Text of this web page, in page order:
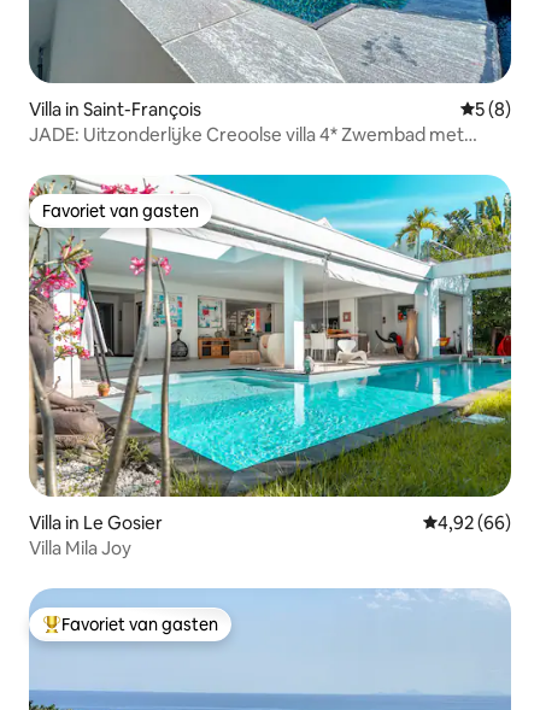
Villa in Saint-François
5 (8)
JADE: Uitzonderlijke Creoolse villa 4* Zwembad met
Favoriet van gasten
Favoriet van gasten
Villa in Le Gosier Gemiddelde
4,92 (66)
Villa Mila Joy
Topfavoriet van gasten
Favoriet van gasten